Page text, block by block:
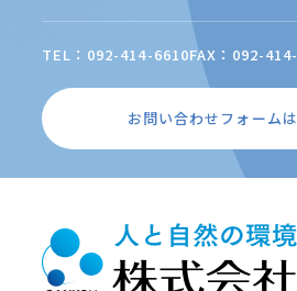
TEL：092-414-6610FAX：092-
お問い合わせフォーム